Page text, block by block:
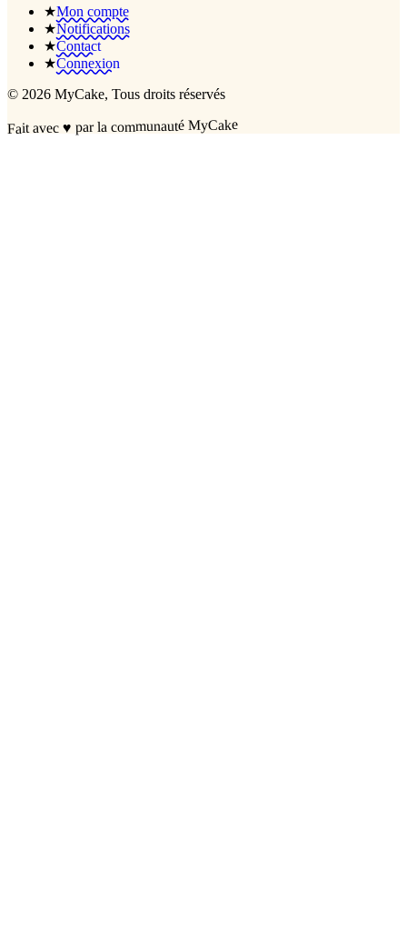
★Mon compte
★Notifications
★Contact
★Connexion
© 2026 MyCake, Tous droits réservés
Fait avec♥ par la communauté MyCake